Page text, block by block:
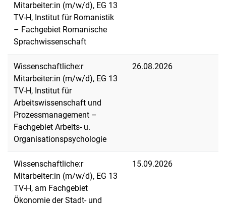
Mitarbeiter:in (m/w/d), EG 13
TV-H, Institut für Romanistik
– Fachgebiet Romanische
Sprachwissenschaft
Wissenschaftliche:r
Mitarbeiter:in (m/w/d), EG 13
TV-H, Institut für
Arbeitswissenschaft und
Prozessmanagement –
Fachgebiet Arbeits- u.
Organisationspsychologie
26.08.2026
Wissenschaftliche:r
Mitarbeiter:in (m/w/d), EG 13
TV-H, am Fachgebiet
Ökonomie der Stadt- und
15.09.2026